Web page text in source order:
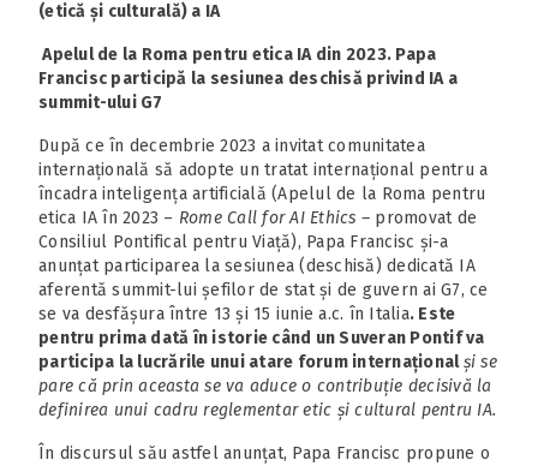
(etică și culturală) a IA
Apelul de la Roma pentru etica IA din 2023. Papa
Francisc participă la sesiunea deschisă privind IA a
summit-ului G7
După ce în decembrie 2023 a invitat comunitatea
internațională să adopte un tratat internațional pentru a
încadra inteligența artificială (Apelul de la Roma pentru
etica IA în 2023 – Rome Call for AI Ethics – promovat de
Consiliul Pontifical pentru Viață), Papa Francisc și-a
anunțat participarea la sesiunea (deschisă) dedicată IA
aferentă summit-lui șefilor de stat și de guvern ai G7, ce
se va desfășura între 13 și 15 iunie a.c. în Italia. Este
pentru prima dată în istorie când un Suveran Pontif va
participa la lucrările unui atare forum internaționalși se
pare că prin aceasta se va aduce o contribuție decisivă la
definirea unui cadru reglementar etic și cultural pentru IA.
În discursul său astfel anunțat, Papa Francisc propune o